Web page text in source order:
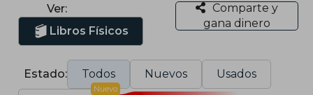
Ver:
Libros Físicos
Comparte y
gana dinero
Estado: Todos Nuevos Usados
Nuevo